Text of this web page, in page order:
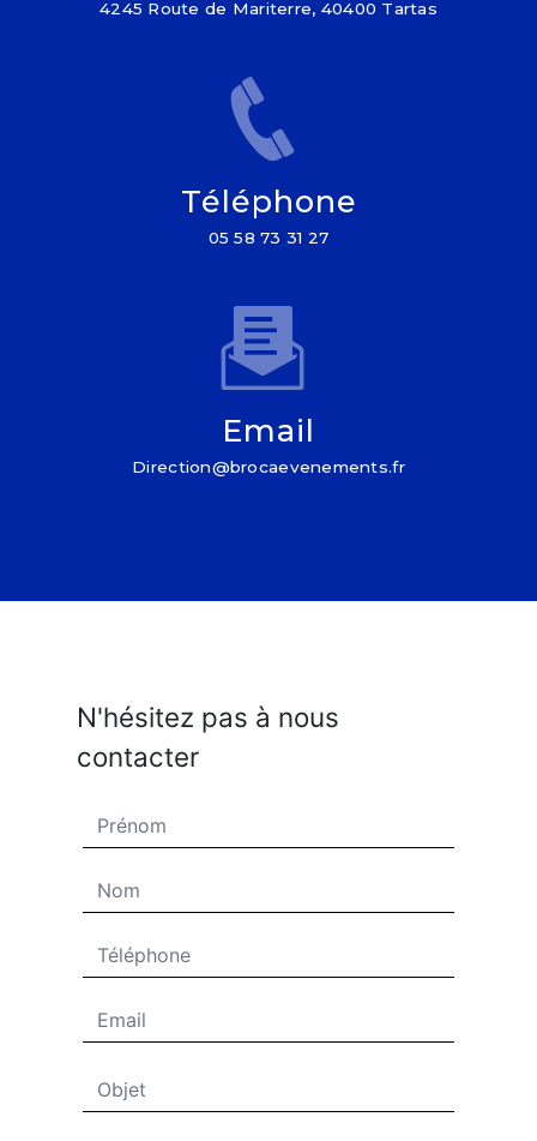
4245 Route de Mariterre, 40400 Tartas
Téléphone
05 58 73 31 27
Email
direction@brocaevenements.fr
N'hésitez pas à nous
contacter